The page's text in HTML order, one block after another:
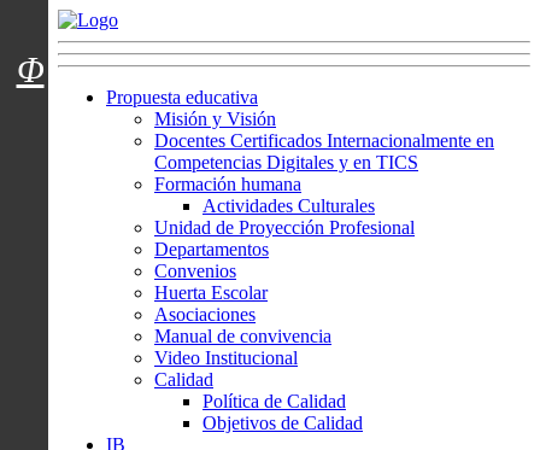
Menú usuarios
Propuesta educativa
Misión y Visión
Docentes Certificados Internacionalmente en
Competencias Digitales y en TICS
Formación humana
Actividades Culturales
Unidad de Proyección Profesional
Departamentos
Convenios
Huerta Escolar
Asociaciones
Manual de convivencia
Video Institucional
Calidad
Política de Calidad
Objetivos de Calidad
IB
Φ